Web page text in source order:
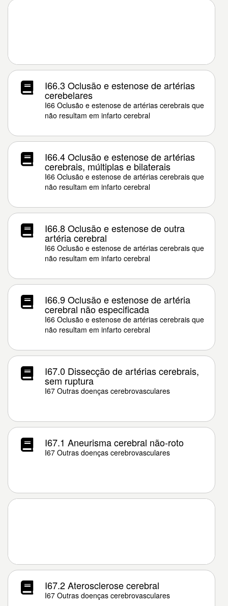
I66.3 Oclusão e estenose de artérias
cerebelares
I66 Oclusão e estenose de artérias cerebrais que
não resultam em infarto cerebral
I66.4 Oclusão e estenose de artérias
cerebrais, múltiplas e bilaterais
I66 Oclusão e estenose de artérias cerebrais que
não resultam em infarto cerebral
I66.8 Oclusão e estenose de outra
artéria cerebral
I66 Oclusão e estenose de artérias cerebrais que
não resultam em infarto cerebral
I66.9 Oclusão e estenose de artéria
cerebral não especificada
I66 Oclusão e estenose de artérias cerebrais que
não resultam em infarto cerebral
I67.0 Dissecção de artérias cerebrais,
sem ruptura
I67 Outras doenças cerebrovasculares
I67.1 Aneurisma cerebral não-roto
I67 Outras doenças cerebrovasculares
I67.2 Aterosclerose cerebral
I67 Outras doenças cerebrovasculares